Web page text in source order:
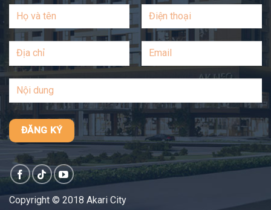
Copyright © 2018 Akari City